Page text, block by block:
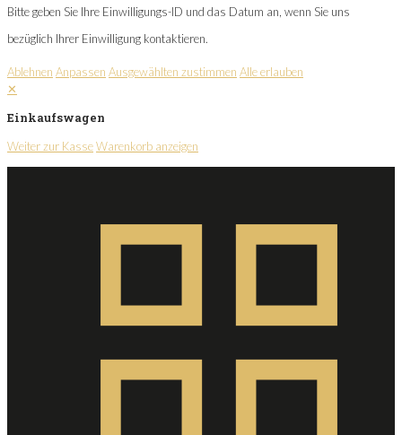
Bitte geben Sie Ihre Einwilligungs-ID und das Datum an, wenn Sie uns
bezüglich Ihrer Einwilligung kontaktieren.
Ablehnen Anpassen Ausgewählten zustimmen Alle erlauben
✕
Einkaufswagen
Weiter zur KasseWarenkorb anzeigen